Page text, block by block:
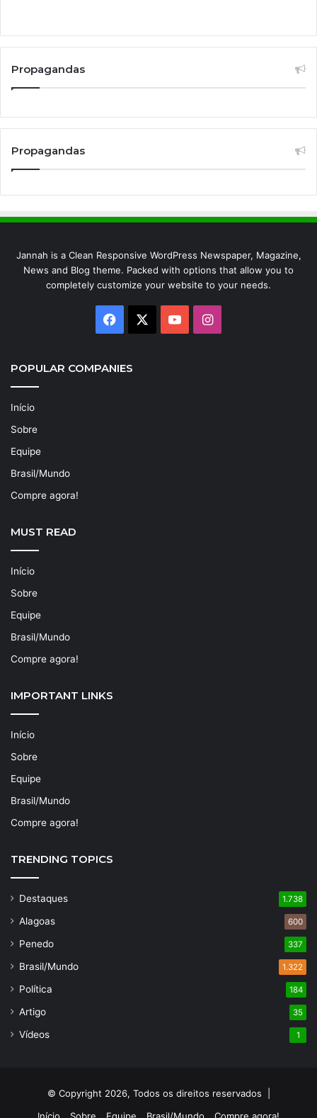
Propagandas
Propagandas
Jannah is a Clean Responsive WordPress Newspaper, Magazine,
News and Blog theme. Packed with options that allow you to
completely customize your website to your needs.
Facebook YouTubeInstagram
POPULAR COMPANIES
Início
Sobre
Equipe
Brasil/Mundo
Compre agora!
MUST READ
Início
Sobre
Equipe
Brasil/Mundo
Compre agora!
IMPORTANT LINKS
Início
Sobre
Equipe
Brasil/Mundo
Compre agora!
TRENDING TOPICS
Destaques 1.738
Alagoas 600
Penedo 337
Brasil/Mundo 1.322
Política 184
Artigo 35
Vídeos 1
© Copyright 2026, Todos os direitos reservados |
Início
Sobre Equipe Brasil/Mundo Compre agora!